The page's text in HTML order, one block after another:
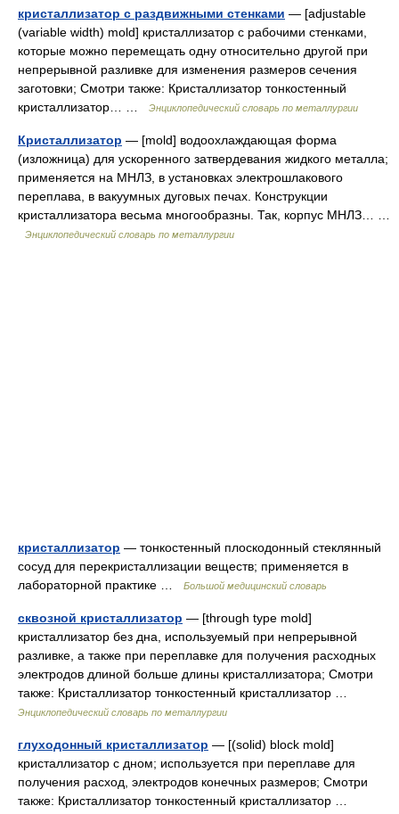
кристаллизатор с раздвижными стенками — [adjustable
(variable width) mold] кристаллизатор с рабочими стенками,
которые можно перемещать одну относительно другой при
непрерывной разливке для изменения размеров сечения
заготовки; Смотри также: Кристаллизатор тонкостенный
кристаллизатор… …
Энциклопедический словарь по металлургии
Кристаллизатор — [mold] водоохлаждающая форма
(изложница) для ускоренного затвердевания жидкого металла;
применяется на МНЛЗ, в установках электрошлакового
переплава, в вакуумных дуговых печах. Конструкции
кристаллизатора весьма многообразны. Так, корпус МНЛЗ… …
Энциклопедический словарь по металлургии
кристаллизатор — тонкостенный плоскодонный стеклянный
сосуд для перекристаллизации веществ; применяется в
лабораторной практике …
Большой медицинский словарь
сквозной кристаллизатор — [through type mold]
кристаллизатор без дна, используемый при непрерывной
разливке, а также при переплавке для получения расходных
электродов длиной больше длины кристаллизатора; Смотри
также: Кристаллизатор тонкостенный кристаллизатор …
Энциклопедический словарь по металлургии
глуходонный кристаллизатор — [(solid) block mold]
кристаллизатор с дном; используется при переплаве для
получения расход, электродов конечных размеров; Смотри
также: Кристаллизатор тонкостенный кристаллизатор …